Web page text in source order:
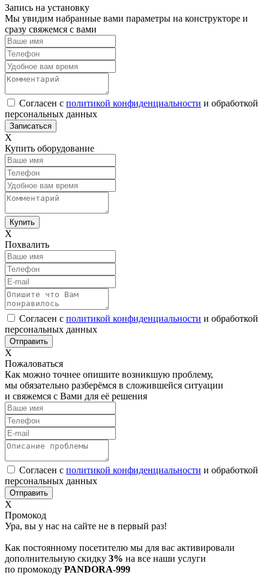
Запись на установку
Мы увидим набранные вами параметры на конструкторе и
сразу свяжемся с вами
Согласен с политикой конфиденциальности и обработкой
персональных данных
Х
Купить оборудование
Х
Похвалить
Согласен с политикой конфиденциальности и обработкой
персональных данных
Х
Пожаловаться
Как можно точнее опишите возникшую проблему,
мы обязательно разберёмся в сложившейся ситуации
и свяжемся с Вами для её решения
Согласен с политикой конфиденциальности и обработкой
персональных данных
Х
Промокод
Ура, вы у нас на сайте не в первый раз!
Как постоянному посетителю мы для вас активировали
дополнительную скидку 3% на все наши услуги
по промокоду PANDORA-999